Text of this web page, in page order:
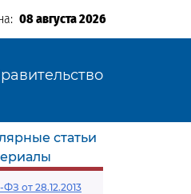
08 августа 2026
статьи
от 28.12.2013